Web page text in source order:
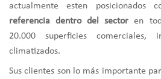
actualmente esten posicionados
referencia dentro del sector en
20.000 superficies comerciales,
climatizados.
Sus clientes son lo más importante